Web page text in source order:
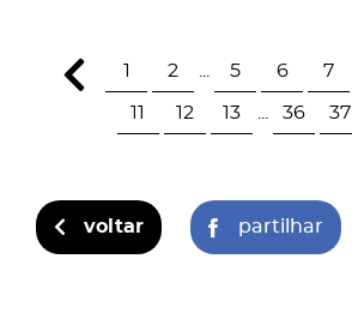
1 2 5 6 7
11 12 13 36 37
voltar partilhar